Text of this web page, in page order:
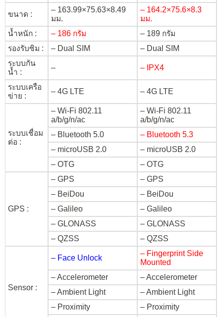
ขนาด :
– 163.99×75.63×8.49
มม.
– 164.2×75.6×8.3
มม.
น้ำหนัก :
– 186 กรัม
– 189 กรัม
รองรับซิม :
– Dual SIM
– Dual SIM
ระบบกัน
น้ำ :
– – IPX4
ระบบเครือ
ข่าย :
– 4G LTE – 4G LTE
ระบบเชื่อม
ต่อ :
– Wi-Fi 802.11
a/b/g/n/ac
– Wi-Fi 802.11
a/b/g/n/ac
– Bluetooth 5.0
– Bluetooth 5.3
– microUSB 2.0
– microUSB 2.0
– OTG
– OTG
GPS :
– GPS
– GPS
– BeiDou
– BeiDou
– Galileo
– Galileo
– GLONASS
– GLONASS
– QZSS
– QZSS
Sensor :
– Face Unlock
– Fingerprint Side
Mounted
– Accelerometer
– Accelerometer
– Ambient Light
– Ambient Light
– Proximity
– Proximity